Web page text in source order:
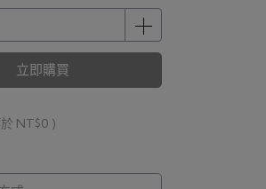
立即購買
NT$0 )